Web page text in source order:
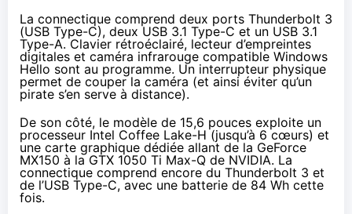
La connectique comprend deux ports Thunderbolt 3
(USB Type-C), deux USB 3.1 Type-C et un USB 3.1
Type-A. Clavier rétroéclairé, lecteur d’empreintes
digitales et caméra infrarouge compatible Windows
Hello sont au programme. Un interrupteur physique
permet de couper la caméra (et ainsi éviter qu’un
pirate s’en serve à distance).
De son côté, le modèle de 15,6 pouces exploite un
processeur Intel Coffee Lake-H (jusqu’à 6 cœurs) et
une carte graphique dédiée allant de la GeForce
MX150 à la GTX 1050 Ti Max-Q de NVIDIA. La
connectique comprend encore du Thunderbolt 3 et
de l’USB Type-C, avec une batterie de 84 Wh cette
fois.